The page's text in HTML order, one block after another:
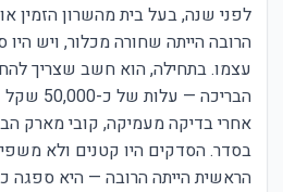
לפני שנה, בעל בית מהשרון הזמין
הרובה הייתה שחורה מכלור, ויש
עצמו. בתחילה, הוא חשב שצריך
הבריכה — עלות של כ-50,000 שקל וזמן של 3 שבועות.
אחרי בדיקה מעמיקה, קובי מארק
בסדר. הסדקים היו קטנים ולא
הראשית הייתה הרובה — היא ספגה